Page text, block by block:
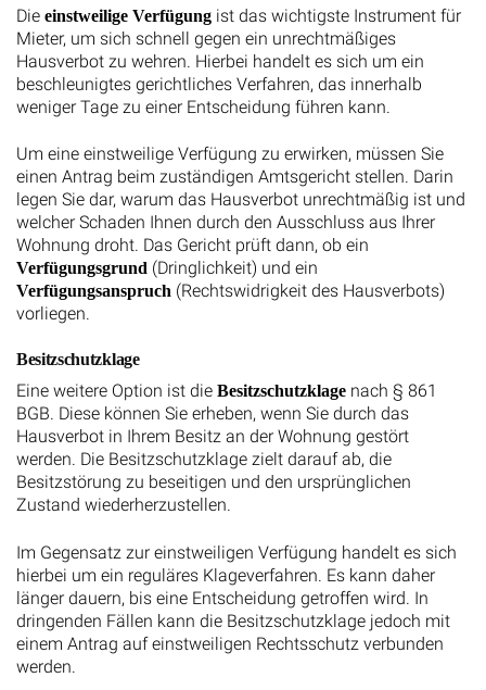
Die einstweilige Verfügung ist das wichtigste Instrument für
Mieter, um sich schnell gegen ein unrechtmäßiges
Hausverbot zu wehren. Hierbei handelt es sich um ein
beschleunigtes gerichtliches Verfahren, das innerhalb
weniger Tage zu einer Entscheidung führen kann.
Um eine einstweilige Verfügung zu erwirken, müssen Sie
einen Antrag beim zuständigen Amtsgericht stellen. Darin
legen Sie dar, warum das Hausverbot unrechtmäßig ist und
welcher Schaden Ihnen durch den Ausschluss aus Ihrer
Wohnung droht. Das Gericht prüft dann, ob ein
Verfügungsgrund (Dringlichkeit) und ein
Verfügungsanspruch (Rechtswidrigkeit des Hausverbots)
vorliegen.
Besitzschutzklage
Eine weitere Option ist die Besitzschutzklage nach § 861
BGB. Diese können Sie erheben, wenn Sie durch das
Hausverbot in Ihrem Besitz an der Wohnung gestört
werden. Die Besitzschutzklage zielt darauf ab, die
Besitzstörung zu beseitigen und den ursprünglichen
Zustand wiederherzustellen.
Im Gegensatz zur einstweiligen Verfügung handelt es sich
hierbei um ein reguläres Klageverfahren. Es kann daher
länger dauern, bis eine Entscheidung getroffen wird. In
dringenden Fällen kann die Besitzschutzklage jedoch mit
einem Antrag auf einstweiligen Rechtsschutz verbunden
werden.